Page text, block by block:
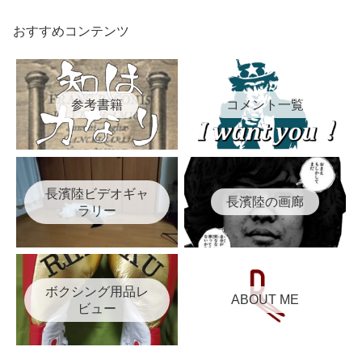
おすすめコンテンツ
参考書籍 コメント一覧
長濱陸ビデオギャ
ラリー
長濱陸の画廊
ボクシング用品レ
ビュー
ABOUT ME